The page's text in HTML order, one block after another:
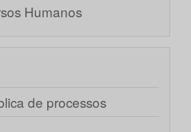
Humanos
de processos